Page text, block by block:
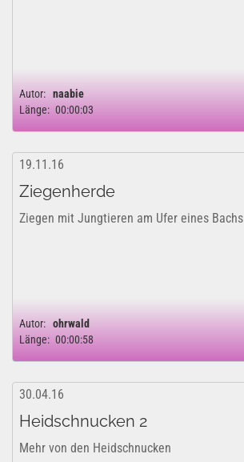
Autor: naabie
Länge: 00:00:03
19.11.16
Ziegenherde
Ziegen mit Jungtieren am Ufer eines Bachs
Autor: ohrwald
Länge: 00:00:58
30.04.16
Heidschnucken 2
Mehr von den Heidschnucken